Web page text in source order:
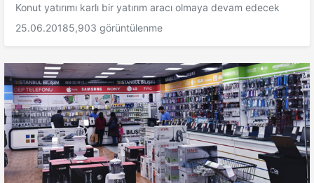
Konut yatırımı karlı bir yatırım aracı olmaya devam edecek
25.06.20185,903 görüntülenme